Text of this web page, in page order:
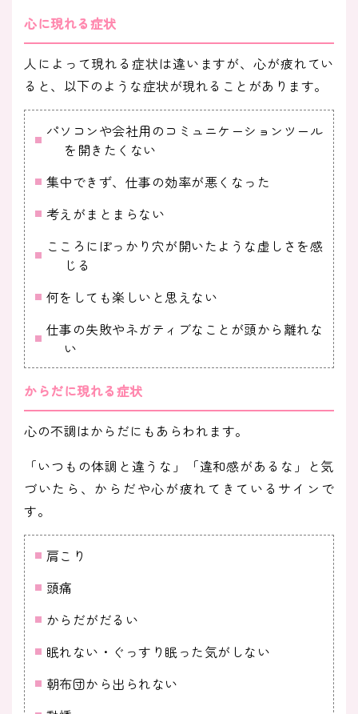
心に現れる症状
人によって現れる症状は違いますが、心が疲れてい
ると、以下のような症状が現れることがあります。
パソコンや会社用のコミュニケーションツール
を開きたくない
集中できず、仕事の効率が悪くなった
考えがまとまらない
こころにぽっかり穴が開いたような虚しさを感
じる
何をしても楽しいと思えない
仕事の失敗やネガティブなことが頭から離れな
い
からだに現れる症状
心の不調はからだにもあらわれます。
「いつもの体調と違うな」「違和感があるな」と気
づいたら、からだや心が疲れてきているサインで
す。
肩こり
頭痛
からだがだるい
眠れない・ぐっすり眠った気がしない
朝布団から出られない